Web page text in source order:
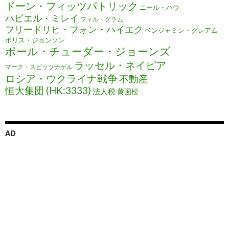
ドーン・フィッツパトリック ニール・ハウ
ハビエル・ミレイ フィル・グラム
フリードリヒ・フォン・ハイエク ベンジャミン・グレアム
ボリス・ジョンソン
ポール・チューダー・ジョーンズ
マーク・スピッツナゲル ラッセル・ネイピア
ロシア・ウクライナ戦争不動産
恒大集団 (HK:3333) 法人税黄国松
AD